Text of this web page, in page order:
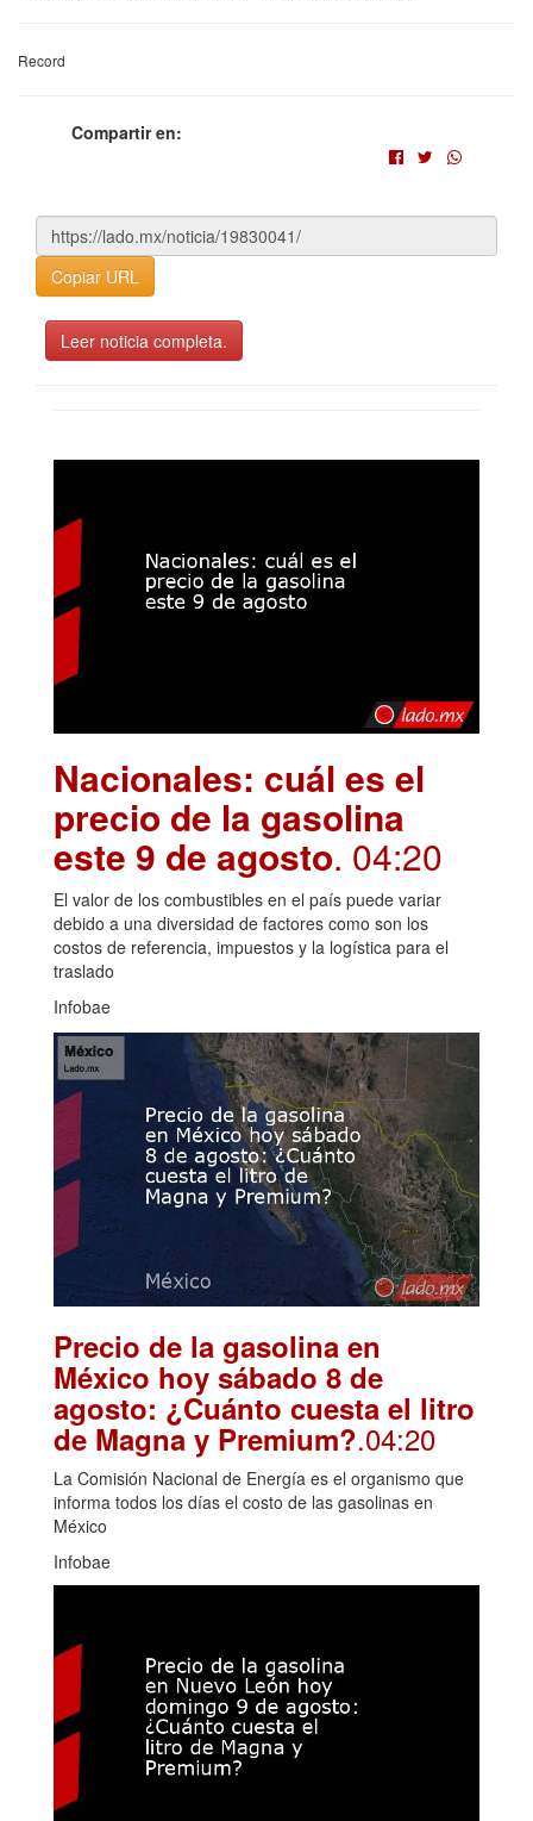
Record
Compartir en:
Copiar URL
Leer noticia completa.
Nacionales: cuál es el
precio de la gasolina
este 9 de agosto. 04:20
El valor de los combustibles en el país puede variar
debido a una diversidad de factores como son los
costos de referencia, impuestos y la logística para el
traslado
Infobae
Precio de la gasolina en
México hoy sábado 8 de
agosto: ¿Cuánto cuesta el litro
de Magna y Premium?.04:20
La Comisión Nacional de Energía es el organismo que
informa todos los días el costo de las gasolinas en
México
Infobae